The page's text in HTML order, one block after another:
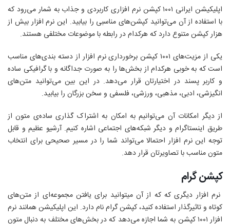
اپلیکیشن ایرانی ۱۰۰۱ کپشن نرم افزاری کاربردی و جذاب به شمار می‌رود که
با استفاده از آن می‌توانید کپشن‌های مناسبی را بیابید. این نرم افزار بیش از
هزار کپشن متنوع دارد که هرکدام در رابطه با موضوعات مختلفی هستند.
یکی از مزیت‌های ۱۰۰۱ کپشن برخورداری نرم افزار از دسته بندی‌های مناسب
است که به خوبی هرکدام از بخش‌ها را به صورت جداگانه و با گرافیکی ساده
و کاربر پسند در اختیارتان قرار می‌دهد. در این بین می‌توانید متن‌های
انگیزشی، ادبی، مذهبی، ورزشی، فلسفی و سخن بزرگان را بیابید.
از دیگر امکانات آن می‌توانیم به امکان به اشتراک گذاری ساده‌ی متون از
طریق اینستاگرام و دیگر شبکه‌های اجتماعی اشاره کنیم. آرشیو عظیم و قابل
توجه این نرم افزار احتمالا می‌تواند شما را در مسیر صحیحی برای انتخاب
متون مناسب با تصاویرتان قرار دهد.
کپشن گرام
نرم افزار‌ دیگری که که از آن میتوانید برای یافتن مجموعه‌ای از متن‌های
کوتاه و تاثیرگذار استفاده کنید، کپشن گرام نام دارد. این اپلیکیشن همانند نرم
افزار ۱۰۰۱ کپشن به شما اجازه می‌دهد که در بخش‌های مختلف به دنبال متون